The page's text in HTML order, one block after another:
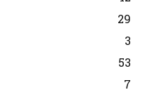
29
3
53
7